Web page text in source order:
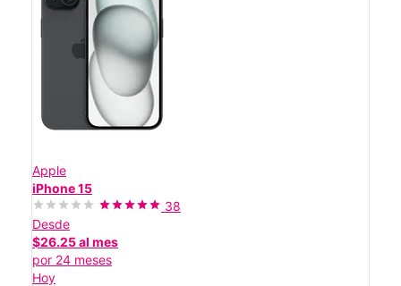
Apple
iPhone 15
38
Desde
$26.25 al mes
por 24 meses
Hoy